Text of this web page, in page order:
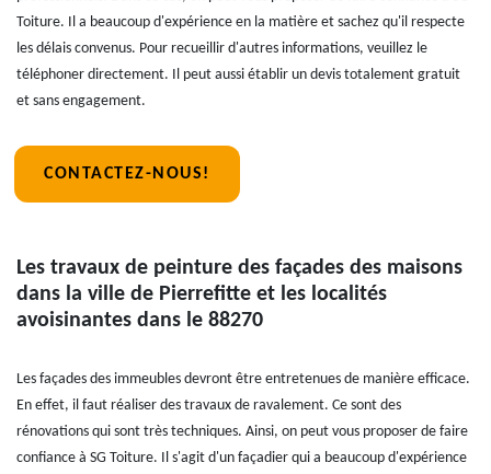
Toiture. Il a beaucoup d'expérience en la matière et sachez qu'il respecte
les délais convenus. Pour recueillir d'autres informations, veuillez le
téléphoner directement. Il peut aussi établir un devis totalement gratuit
et sans engagement.
CONTACTEZ-NOUS!
Les travaux de peinture des façades des maisons
dans la ville de Pierrefitte et les localités
avoisinantes dans le 88270
Les façades des immeubles devront être entretenues de manière efficace.
En effet, il faut réaliser des travaux de ravalement. Ce sont des
rénovations qui sont très techniques. Ainsi, on peut vous proposer de faire
confiance à SG Toiture. Il s'agit d'un façadier qui a beaucoup d'expérience